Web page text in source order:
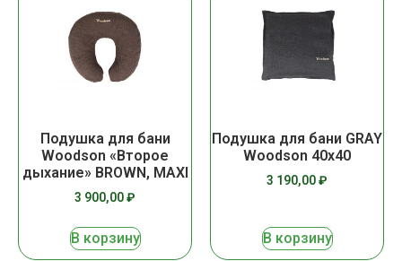
Подушка для бани
Woodson «Второе
дыхание» BROWN, MAXI
3 900,00₽
В корзину
Подушка для бани GRAY
Woodson 40х40
3 190,00₽
В корзину